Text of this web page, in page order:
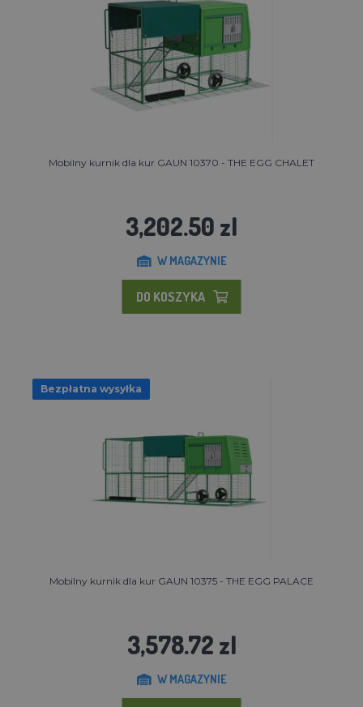
Mobilny kurnik dla kur GAUN 10370 - THE EGG CHALET
3,202.50 zl
W MAGAZYNIE
DO KOSZYKA
Bezpłatna wysyłka
Mobilny kurnik dla kur GAUN 10375 - THE EGG PALACE
3,578.72 zl
W MAGAZYNIE